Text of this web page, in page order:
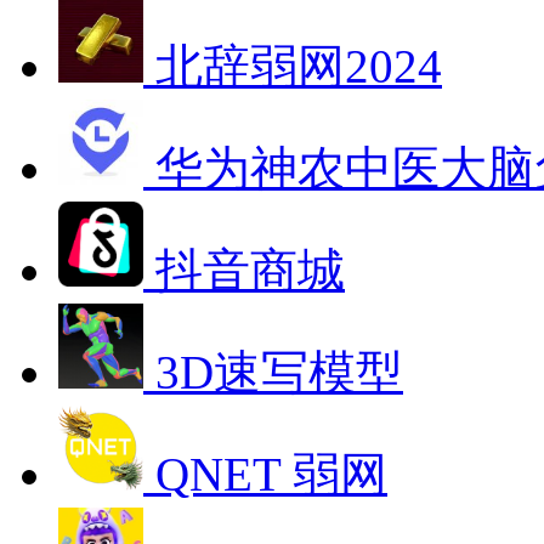
北辞弱网2024
华为神农中医大
抖音商城
3D速写模型
QNET 弱网